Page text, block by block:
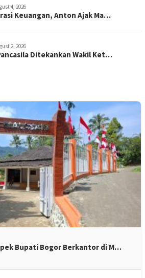
4, 2026
Keuangan, Anton Ajak Ma…
2, 2026
Ditekankan Wakil Ket…
Bupati Bogor Berkantor di M…